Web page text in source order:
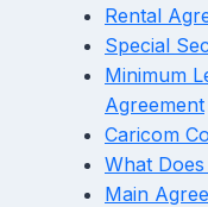
Rental
Special
Minimum
Agreement
Caricom
What
Main